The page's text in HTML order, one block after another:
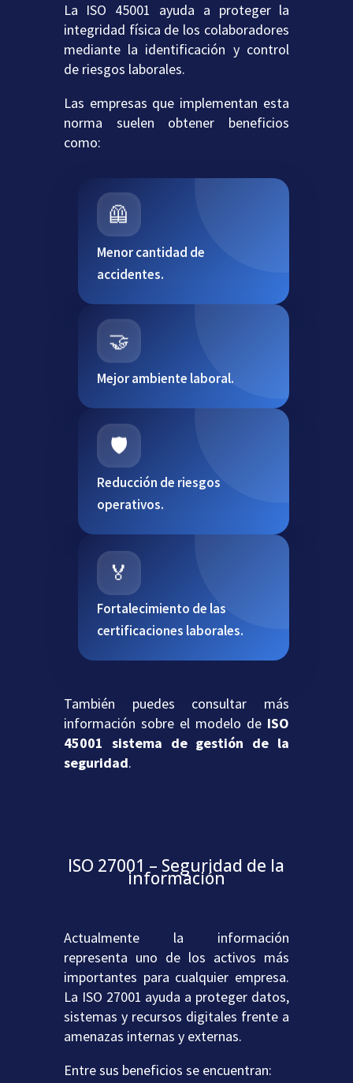
La ISO 45001 ayuda a proteger la
integridad física de los colaboradores
mediante la identificación y control
de riesgos laborales.
Las empresas que implementan esta
norma suelen obtener beneficios
como:
🦺
Menor cantidad de
accidentes.
🤝
Mejor ambiente laboral.
🛡️
Reducción de riesgos
operativos.
🏅
Fortalecimiento de las
certificaciones laborales.
También puedes consultar más
información sobre el modelo de ISO
45001 sistema de gestión de la
seguridad.
ISO 27001 – Seguridad de la
información
Actualmente la información
representa uno de los activos más
importantes para cualquier empresa.
La ISO 27001 ayuda a proteger datos,
sistemas y recursos digitales frente a
amenazas internas y externas.
Entre sus beneficios se encuentran: